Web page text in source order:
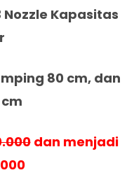
Kapasitas
80 cm, dan
dan menjadi